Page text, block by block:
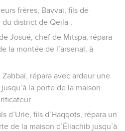
frères, Bavvaï, fils de
district de Qeïla ;
Josué, chef de Mitspa, répara
la montée de l’arsenal, à
répara avec ardeur une
la porte de la maison
d’Urie, fils d’Haqqots, répara un
de la maison d’Éliachib jusqu’à